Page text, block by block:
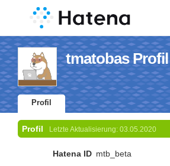
tmatobas Profil
Profil
Profil Letzte Aktualisierung: 03.05.2020
Hatena ID mtb_beta